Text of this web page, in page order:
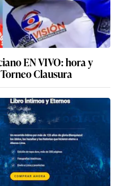
EN VIVO: hora y
Clausura